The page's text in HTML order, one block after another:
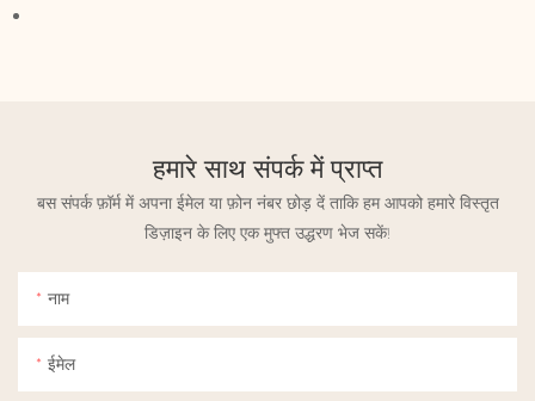
हमारे साथ संपर्क में प्राप्त
बस संपर्क फ़ॉर्म में अपना ईमेल या फ़ोन नंबर छोड़ दें ताकि हम आपको हमारे विस्तृत
डिज़ाइन के लिए एक मुफ्त उद्धरण भेज सकें!
नाम
ईमेल